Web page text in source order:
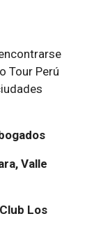
Tour Perú
Valle
Los